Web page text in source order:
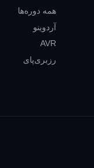
همه دوره‌ها
آردوینو
AVR
رزبری‌پای